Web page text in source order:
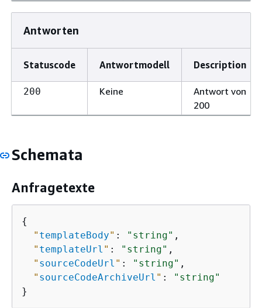
Antworten
Statuscode Antwortmodell Description
200 Keine
Antwort von
200
Schemata
Anfragetexte
{
" templateBody" : "string" ,
" templateUrl " : "string" ,
" sourceCodeUrl " : "string" ,
" sourceCodeArchiveUrl " :
"string"
}